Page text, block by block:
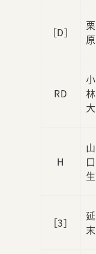
［D］
栗
原
RD
小
林
大
H
山
口
生
［3］
延
末